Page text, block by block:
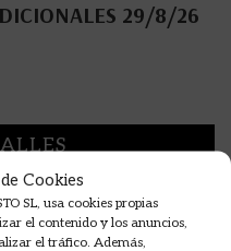
Cookies
SL, usa cookies propias
el contenido y los anuncios,
el tráfico. Además,
29/8/26